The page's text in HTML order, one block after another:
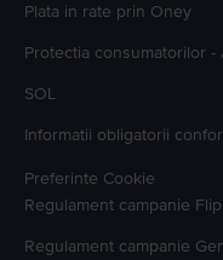
Plata in rate prin Oney
Protectia consumatorilor -
SOL
Informatii obligatorii
Preferinte Cookie
Regulament campanie
Regulament campanie